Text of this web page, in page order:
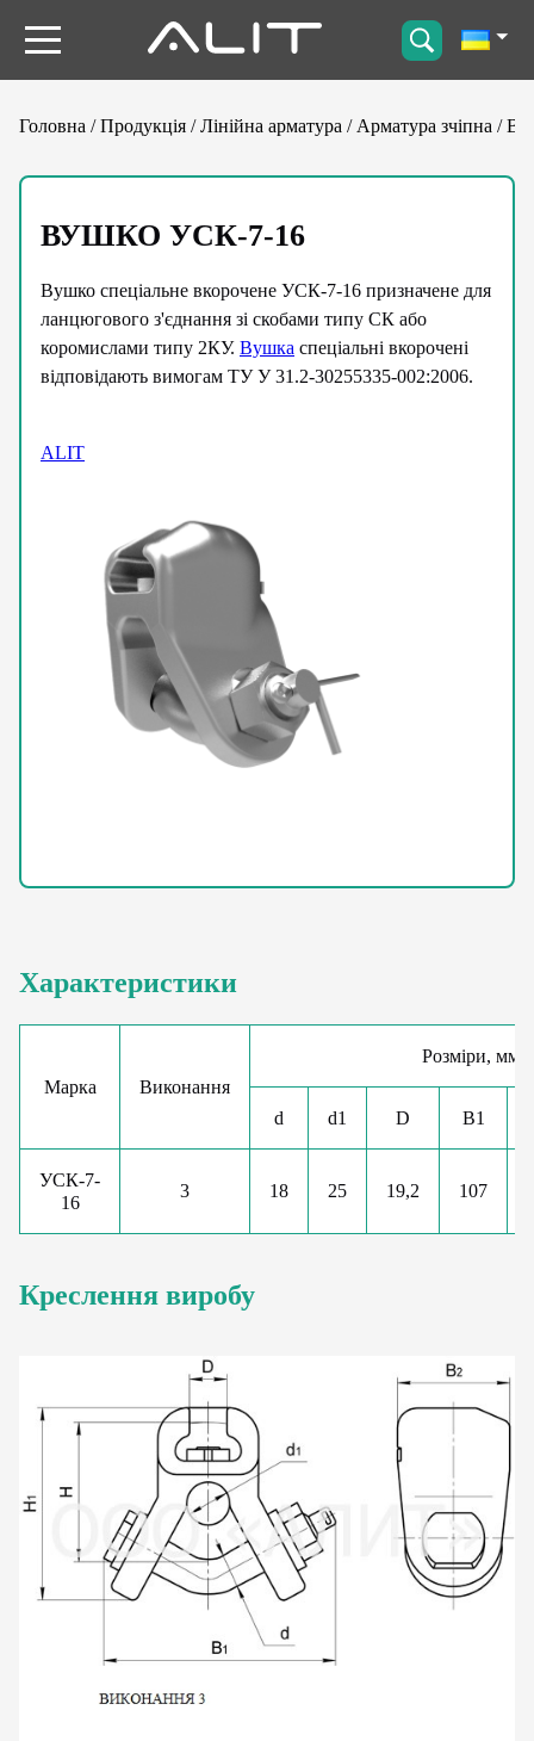
Головна /Продукція /Лінійна арматура / Арматура зчіпна /
ВУШКО УСК-7-16
Вушко спеціальне вкорочене УСК-7-16 призначене для
ланцюгового з'єднання зі скобами типу СК або
коромислами типу 2КУ. Вушка спеціальні вкорочені
відповідають вимогам ТУ У 31.2-30255335-002:2006.
ALIT
Характеристики
Марка Виконання
Розміри, мм
d d1 D В1
УСК-7-
16
3 18 25 19,2 107
Креслення виробу